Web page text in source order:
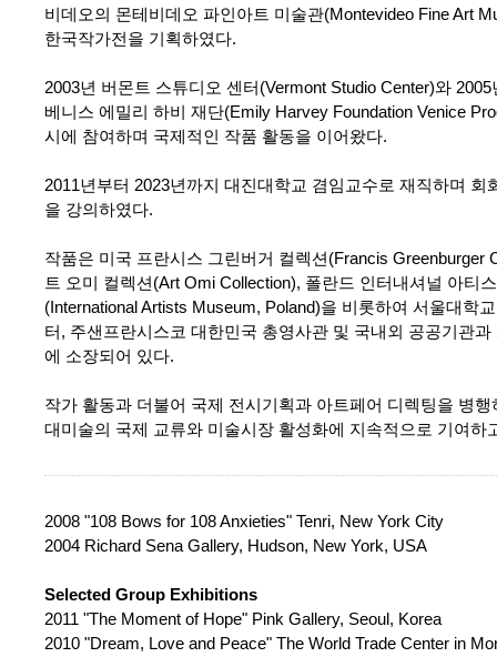
비데오의 몬테비데오 파인아트 미술관(Montevideo Fine Art
한국작가전을 기획하였다.
2003년 버몬트 스튜디오 센터(Vermont Studio Center)와
베니스 에밀리 하비 재단(Emily Harvey Foundation Venice
시에 참여하며 국제적인 작품 활동을 이어왔다.
2011년부터 2023년까지 대진대학교 겸임교수로 재직하며 회
을 강의하였다.
작품은 미국 프란시스 그린버거 컬렉션(Francis Greenburger
트 오미 컬렉션(Art Omi Collection), 폴란드 인터내셔널 아티
(International Artists Museum, Poland)을 비롯하여 서울대학
터, 주샌프란시스코 대한민국 총영사관 및 국내외 공공기관과
에 소장되어 있다.
작가 활동과 더불어 국제 전시기획과 아트페어 디렉팅을 병행
대미술의 국제 교류와 미술시장 활성화에 지속적으로 기여하
2008 "108 Bows for 108 Anxieties" Tenri, New York City
2004 Richard Sena Gallery, Hudson, New York, USA
Selected Group Exhibitions
2011 "The Moment of Hope" Pink Gallery, Seoul, Korea
2010 "Dream, Love and Peace" The World Trade Center in